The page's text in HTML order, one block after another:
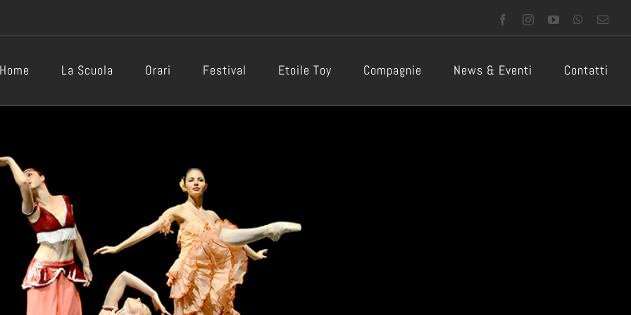
FacebookInstagramYouTubeWhatsApp
Home La Scuola Orari Festival Etoile Toy Compagnie News & Eventi Contatti